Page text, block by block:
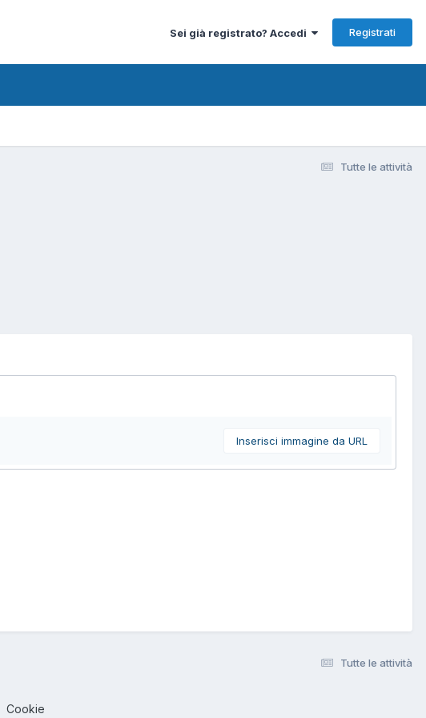
Sei già registrato? Accedi Registrati
Tutte le attività
Inserisci immagine da URL
Tutte le attività
Cookie